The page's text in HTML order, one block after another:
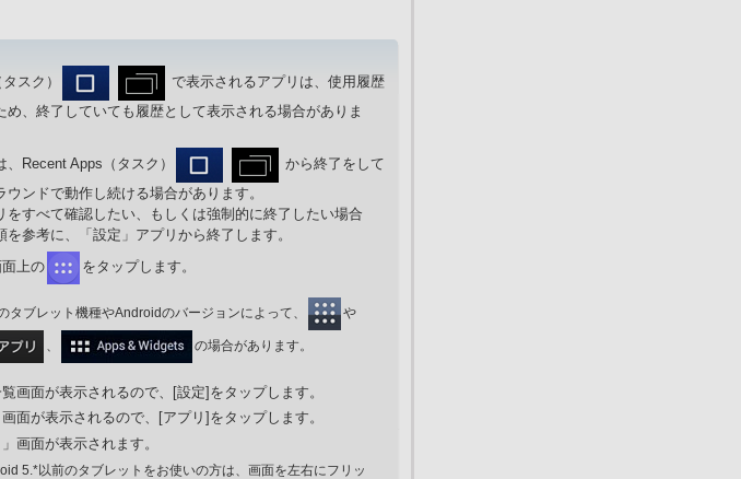
スク）
で表示されるアプリは、使用履歴
め、終了していても履歴として表示される場合がありま
Recent Apps（タスク）
から終了をして
ウンドで動作し続ける場合があります。
をすべて確認したい、もしくは強制的に終了したい場合
を参考に、「設定」アプリから終了します。
上の
をタップします。
タブレット機種やAndroidのバージョンによって、 や
の場合があります。
画面が表示されるので、[設定]をタップします。
画面が表示されるので、[アプリ]をタップします。
」画面が表示されます。
5.*以前のタブレットをお使いの方は、画面を左右にフリッ